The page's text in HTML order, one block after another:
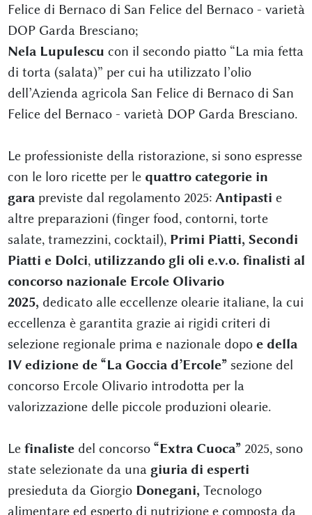
Felice di Bernaco di San Felice del Bernaco - varietà
DOP Garda Bresciano;
Nela Lupulescu con il secondo piatto “La mia fetta
di torta (salata)” per cui ha utilizzato l’olio
dell’Azienda agricola San Felice di Bernaco di San
Felice del Bernaco - varietà DOP Garda Bresciano.
Le professioniste della ristorazione, si sono espresse
con le loro ricette per le quattro categorie in
garapreviste dal regolamento 2025: Antipasti e
altre preparazioni (finger food, contorni, torte
salate, tramezzini, cocktail), Primi Piatti, Secondi
Piatti e Dolci, utilizzando gli oli e.v.o. finalisti al
concorso nazionale Ercole Olivario
2025, dedicato alle eccellenze olearie italiane, la cui
eccellenza è garantita grazie ai rigidi criteri di
selezione regionale prima e nazionale dopo e della
IV edizione de “La Goccia d’Ercole” sezione del
concorso Ercole Olivario introdotta per la
valorizzazione delle piccole produzioni olearie.
Le finaliste del concorso “Extra Cuoca”2025, sono
state selezionate da una giuria di esperti
presieduta da Giorgio Donegani, Tecnologo
alimentare ed esperto di nutrizione e composta da